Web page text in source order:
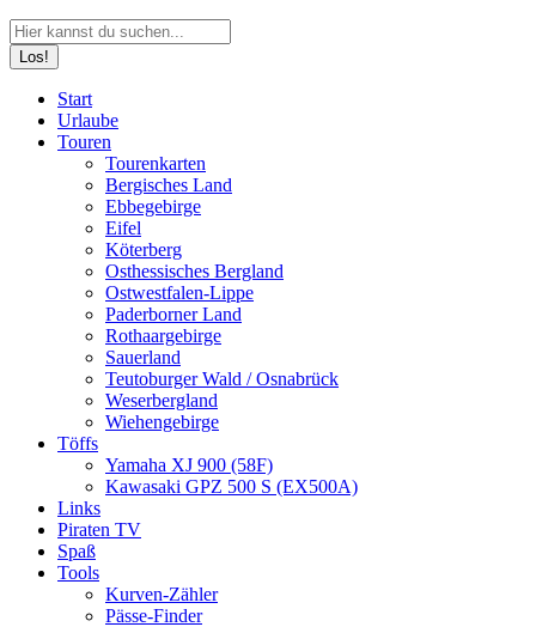
Search:
page
opens
page
opens
page
opens
Start
Urlaube
Touren
Tourenkarten
Bergisches Land
Ebbegebirge
Eifel
Köterberg
Osthessisches Bergland
Ostwestfalen-Lippe
Paderborner Land
Rothaargebirge
Sauerland
Teutoburger Wald / Osnabrück
Weserbergland
Wiehengebirge
Töffs
Yamaha XJ 900 (58F)
Kawasaki GPZ 500 S (EX500A)
Links
Piraten TV
Spaß
Tools
Kurven-Zähler
Pässe-Finder